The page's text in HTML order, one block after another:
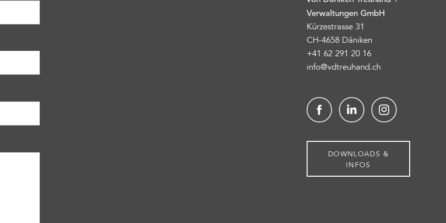
Verwaltungen GmbH
Kürzestrasse 31
CH-4658 Däniken
+41 62 291 20 16
info@vdtreuhand.ch
DOWNLOADS &
INFOS